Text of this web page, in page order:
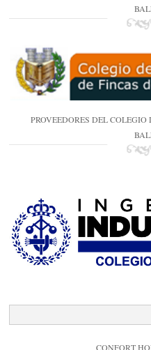
PROVEEDORES DEL
CONFORT